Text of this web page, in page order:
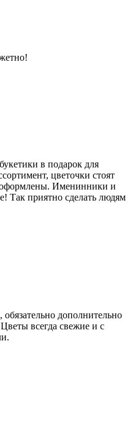
в подарок для
цветочки стоят
оформлены. Именинники и
Так приятно сделать людям
дополнительно
всегда свежие и с